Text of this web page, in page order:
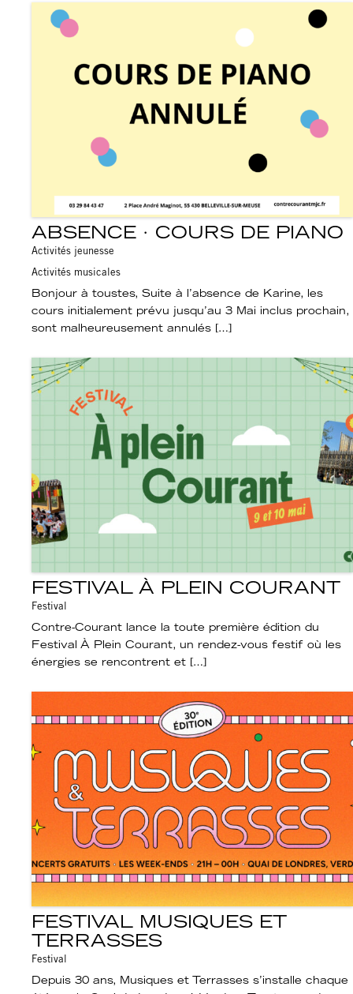
ABSENCE · COURS DE PIANO
Activités jeunesse
Activités musicales
Bonjour à toustes, Suite à l’absence de Karine, les
cours initialement prévu jusqu’au 3 Mai inclus prochain,
sont malheureusement annulés […]
FESTIVAL À PLEIN COURANT
Festival
Contre-Courant lance la toute première édition du
Festival À Plein Courant, un rendez-vous festif où les
énergies se rencontrent et […]
FESTIVAL MUSIQUES ET
TERRASSES
Festival
Depuis 30 ans, Musiques et Terrasses s’installe chaque